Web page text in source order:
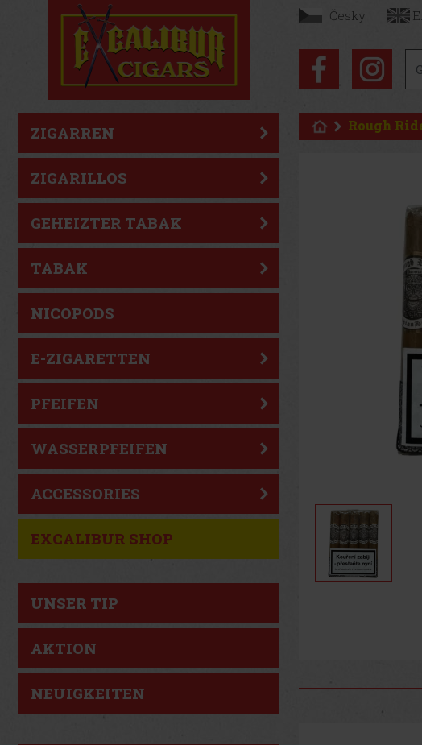
Česky
ZIGARREN
ZIGARILLOS
GEHEIZTER TABAK
TABAK
NICOPODS
E-ZIGARETTEN
PFEIFEN
WASSERPFEIFEN
ACCESSORIES
EXCALIBUR SHOP
UNSER TIP
AKTION
NEUIGKEITEN
Rough